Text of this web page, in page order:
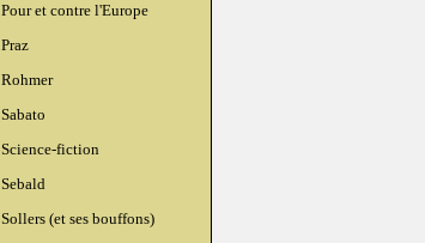
Pour et contre l'Europe
Praz
Rohmer
Sabato
Science-fiction
Sebald
Sollers (et ses bouffons)